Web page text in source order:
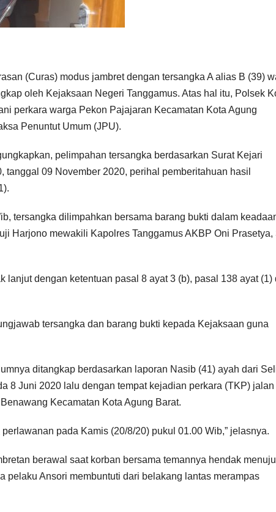
(Curas) modus jambret dengan tersangka A alias B (39)
oleh Kejaksaan Negeri Tanggamus. Atas hal itu, Polsek
perkara warga Pekon Pajajaran Kecamatan Kota Agung
Penuntut Umum (JPU).
pelimpahan tersangka berdasarkan Surat Kejari
tanggal 09 November 2020, perihal pemberitahuan hasil
tersangka dilimpahkan bersama barang bukti dalam
Harjono mewakili Kapolres Tanggamus AKBP Oni Prasetya,
lanjut dengan ketentuan pasal 8 ayat 3 (b), pasal 138 ayat (1)
tersangka dan barang bukti kepada Kejaksaan guna
ditangkap berdasarkan laporan Nasib (41) ayah dari
8 Juni 2020 lalu dengan tempat kejadian perkara (TKP) jalan
Kecamatan Kota Agung Barat.
pada Kamis (20/8/20) pukul 01.00 Wib,” jelasnya.
berawal saat korban bersama temannya hendak menuju
pelaku Ansori membuntuti dari belakang lantas merampas